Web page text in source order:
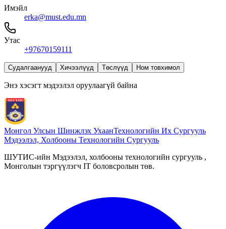
Имэйл
erka@must.edu.mn
Утас
+97670159111
Судалгаанууд Хичээлүүд Төслүүд Ном товхимол
Энэ хэсэгт мэдээлэл оруулаагүй байна
Монгол Улсын Шинжлэх УхаанТехнологийн Их Сургууль
Мэдээлэл, Холбооны Технологийн Сургууль
ШУТИС-ийн Мэдээлэл, холбооны технологийн сургууль ,
Монголын тэргүүлэгч IT боловсролын төв.